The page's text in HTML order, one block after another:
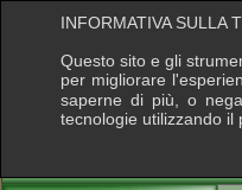
INFORMATIVA SULLA
Questo sito e gli
per migliorare
saperne di più, o
tecnologie utilizzando il